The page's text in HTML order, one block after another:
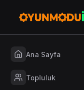
Ana Sayfa
Topluluk